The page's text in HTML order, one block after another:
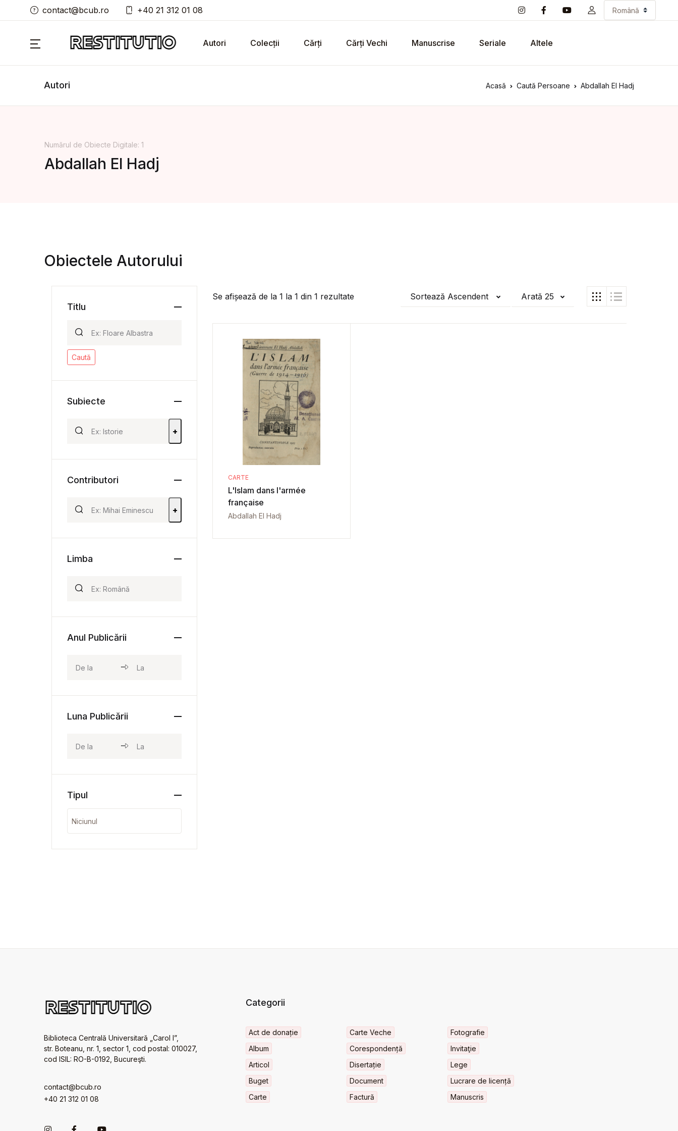
contact@bcub.ro +40 21 312 01 08
Autori Colecții Cărți Cărți Vechi Manuscrise Seriale Altele
Autori Acasă Caută Persoane Abdallah El Hadj
Numărul de Obiecte Digitale: 1
Abdallah El Hadj
Obiectele Autorului
Se afișează de la 1 la 1 din 1 rezultate Sortează Ascendent Arată 25
CARTE
L'Islam dans l'armée
française
Abdallah El Hadj
Titlu
Caută
Subiecte
+
Contributori
+
Limba
Anul Publicării
Luna Publicării
Tipul
Biblioteca Centrală Universitară „Carol I”,
str. Boteanu, nr. 1, sector 1, cod postal: 010027,
cod ISIL: RO-B-0192, Bucureşti.
contact@bcub.ro
+40 21 312 01 08
Categorii
Act de donație
Album
Articol
Buget
Carte
Carte Veche
Corespondență
Disertație
Document
Factură
Fotografie
Invitaţie
Lege
Lucrare de licență
Manuscris